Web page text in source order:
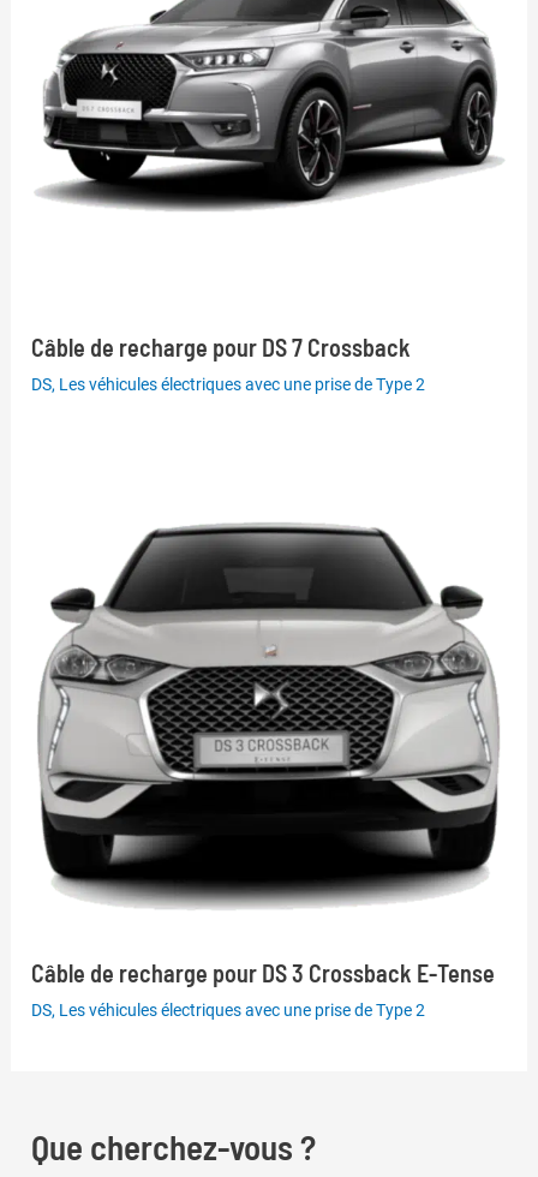
Câble de recharge pour DS 7 Crossback
DS, Les véhicules électriques avec une prise de Type 2
Câble de recharge pour DS 3 Crossback E-Tense
DS, Les véhicules électriques avec une prise de Type 2
Que cherchez-vous ?